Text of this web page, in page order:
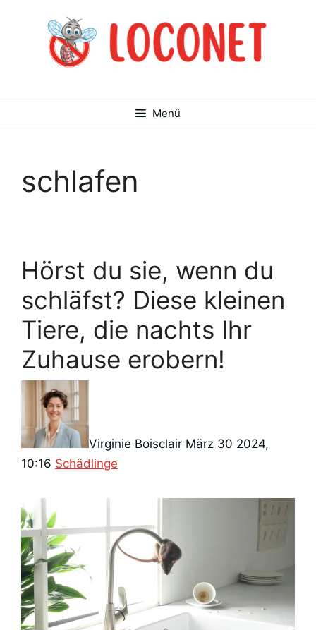
Menü
schlafen
Hörst du sie, wenn du
schläfst? Diese kleinen
Tiere, die nachts Ihr
Zuhause erobern!
Virginie Boisclair März 30 2024,
10:16 Kategorien
Schädlinge